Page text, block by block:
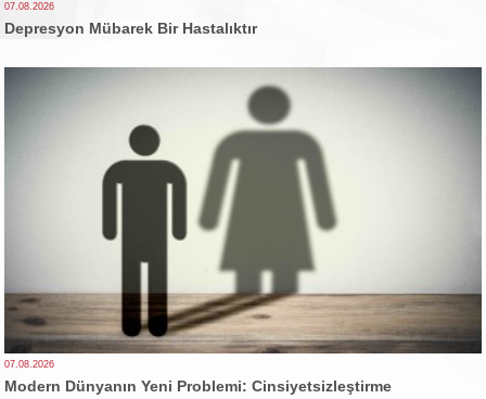
07.08.2026
Depresyon Mübarek Bir Hastalıktır
07.08.2026
Modern Dünyanın Yeni Problemi: Cinsiyetsizleştirme